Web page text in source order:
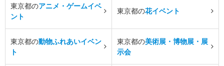
東京都のアニメ・ゲームイベ
ント
東京都の花イベント
東京都の動物ふれあいイベン
ト
東京都の美術展・博物展・展
示会